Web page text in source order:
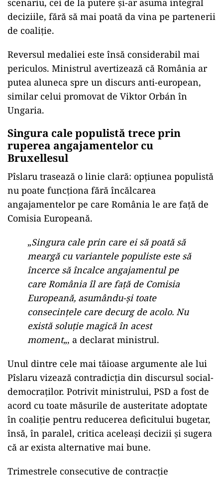
scenariu, cei de la putere și-ar asuma integral
deciziile, fără să mai poată da vina pe partenerii
de coaliție.
Reversul medaliei este însă considerabil mai
periculos. Ministrul avertizează că România ar
putea aluneca spre un discurs anti-european,
similar celui promovat de Viktor Orbán în
Ungaria.
Singura cale populistă trece prin
ruperea angajamentelor cu
Bruxellesul
Pîslaru trasează o linie clară: opțiunea populistă
nu poate funcționa fără încălcarea
angajamentelor pe care România le are față de
Comisia Europeană.
„Singura cale prin care ei să poată să
meargă cu variantele populiste este să
încerce să încalce angajamentul pe
care România îl are față de Comisia
Europeană, asumându-și toate
consecințele care decurg de acolo. Nu
există soluție magică în acest
moment„, a declarat ministrul.
Unul dintre cele mai tăioase argumente ale lui
Pîslaru vizează contradicția din discursul social-
democraților. Potrivit ministrului, PSD a fost de
acord cu toate măsurile de austeritate adoptate
în coaliție pentru reducerea deficitului bugetar,
însă, în paralel, critica aceleași decizii și sugera
că ar exista alternative mai bune.
Trimestrele consecutive de contracție